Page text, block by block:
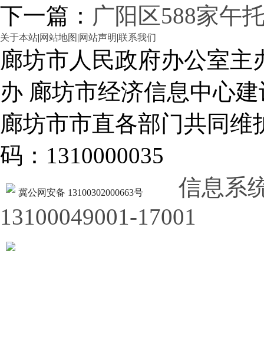
下一篇： 广阳区588家午
关于本站|网站地图 |网站声明|联系我们
廊坊市人民政府办公室
办 廊坊市经济信息中心建
廊坊市市直各部门共同
码：1310000035
冀公网安备 13100302000663号
信息系
13100049001-17001